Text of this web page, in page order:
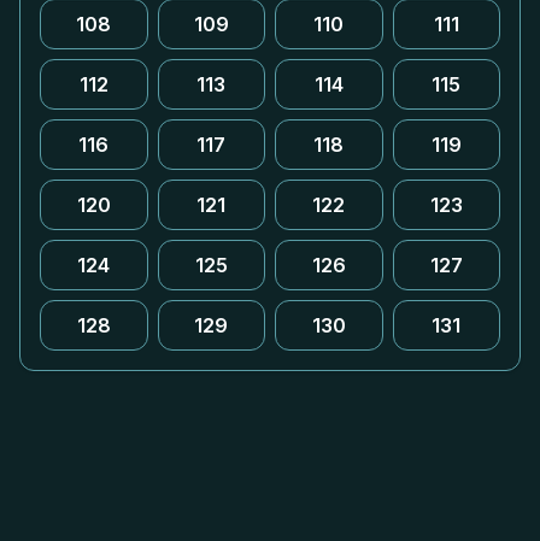
108 109 110 111
112 113 114 115
116 117 118 119
120 121 122 123
124 125 126 127
128 129 130 131